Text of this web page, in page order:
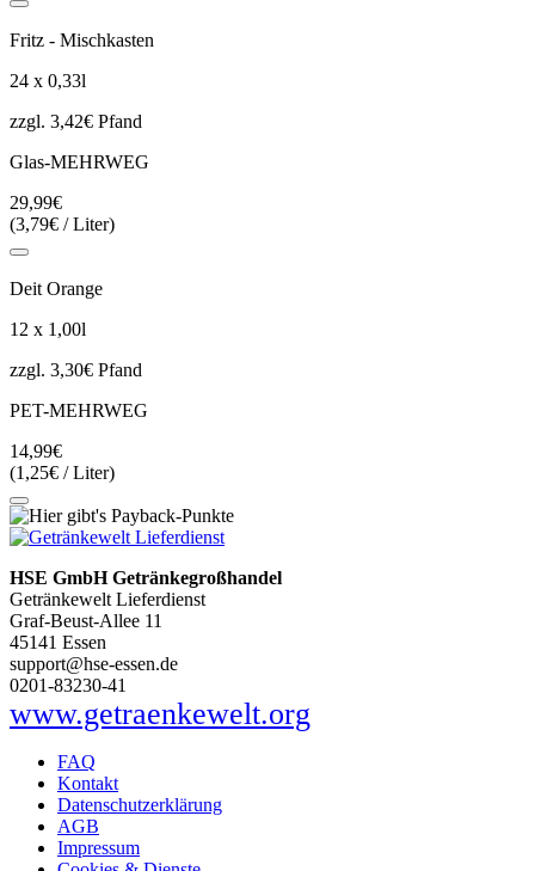
Fritz - Mischkasten
24 x 0,33l
zzgl. 3,42€ Pfand
Glas-MEHRWEG
29,99€
(3,79€ / Liter)
Deit Orange
12 x 1,00l
zzgl. 3,30€ Pfand
PET-MEHRWEG
14,99€
(1,25€ / Liter)
HSE GmbH Getränkegroßhandel
Getränkewelt Lieferdienst
Graf-Beust-Allee 11
45141 Essen
support@hse-essen.de
0201-83230-41
www.getraenkewelt.org
FAQ
Kontakt
Datenschutzerklärung
AGB
Impressum